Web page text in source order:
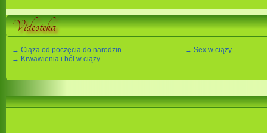
Videoteka
→ Ciąża od poczęcia do narodzin
→ Krwawienia i ból w ciąży
→ Sex w ciąży